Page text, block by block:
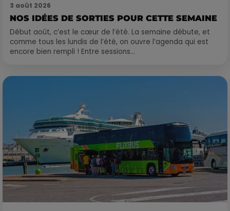
3 août 2026
NOS IDÉES DE SORTIES POUR CETTE SEMAINE
Début août, c’est le cœur de l’été. La semaine débute, et
comme tous les lundis de l’été, on ouvre l’agenda qui est
encore bien rempli ! Entre sessions...